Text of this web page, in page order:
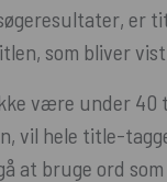
er
som bliver vist
være under 40
vil hele title-
bruge ord som